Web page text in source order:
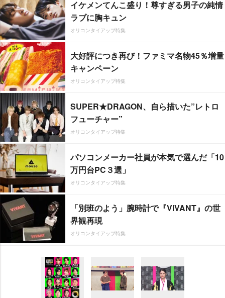
イケメンてんこ盛り！尊すぎる男子の純情
ラブに胸キュン
オリコンタイアップ特集
大好評につき再び！ファミマ名物45％増量
キャンペーン
オリコンタイアップ特集
SUPER★DRAGON、自ら描いた”レトロ
フューチャー”
オリコンタイアップ特集
パソコンメーカー社員が本気で選んだ「10
万円台PC３選」
オリコンタイアップ特集
「別班のよう」腕時計で『VIVANT』の世
界観再現
オリコンタイアップ特集